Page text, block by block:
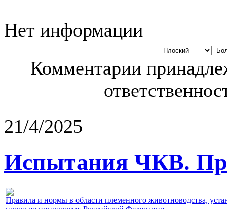
Нет информации
Комментарии
21/4/2025
Испытания ЧКВ.
Правила и нормы в области племенного животноводства,